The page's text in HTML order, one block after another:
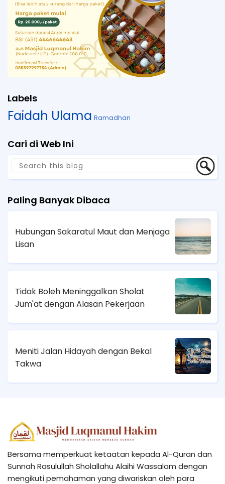
Labels
Faidah Ulama Ramadhan
Cari di Web Ini
Paling Banyak Dibaca
Hubungan Sakaratul Maut dan Menjaga
Lisan
Tidak Boleh Meninggalkan Sholat
Jum'at dengan Alasan Pekerjaan
Meniti Jalan Hidayah dengan Bekal
Takwa
Bersama memperkuat ketaatan kepada Al-Quran dan
Sunnah Rasulullah Sholallahu Alaihi Wassalam dengan
mengikuti pemahaman yang diwariskan oleh para